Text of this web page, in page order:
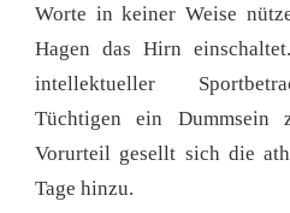
Worte in keiner Weise
Hagen das Hirn
intellektueller
Tüchtigen ein Dummsein
Vorurteil gesellt sich die
Tage hinzu.